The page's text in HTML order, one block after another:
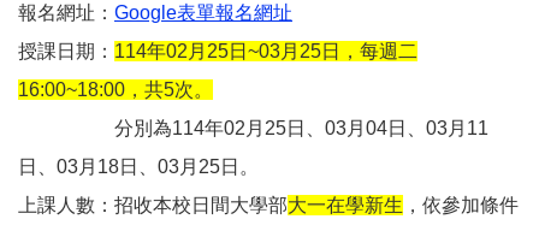
報名網址： Google表單報名網址
授課日期： 114年02月25日~03月25日，每週二
16:00~18:00，共5次。
分別為114年02月25日、03月04日、03月11
日、03月18日、03月25日。
上課人數：招收本校日間大學部大一在學新生 ，依參加條件